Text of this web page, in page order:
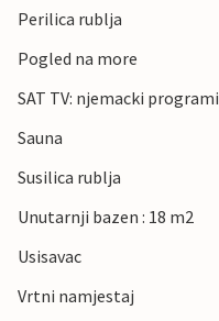
Perilica rublja
Pogled na more
SAT TV: njemacki programi
Sauna
Susilica rublja
Unutarnji bazen : 18 m2
Usisavac
Vrtni namjestaj